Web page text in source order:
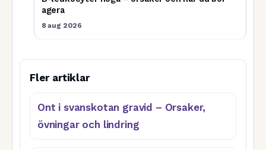
agera
8 aug 2026
Fler artiklar
Ont i svanskotan gravid – Orsaker,
övningar och lindring